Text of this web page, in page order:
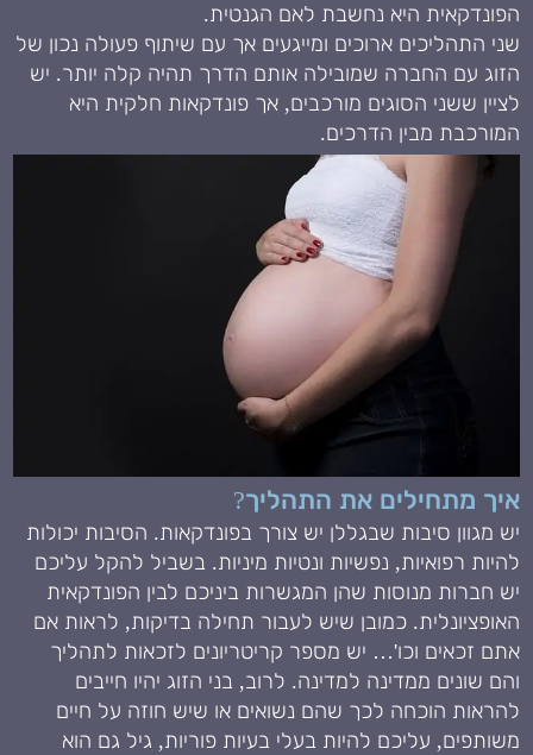
הפונדקאית היא נחשבת לאם הגנטית.
שני התהליכים ארוכים ומייגעים אך עם שיתוף פעולה נכון של
הזוג עם החברה שמובילה אותם הדרך תהיה קלה יותר. יש
לציין ששני הסוגים מורכבים, אך פונדקאות חלקית היא
המורכבת מבין הדרכים.
איך מתחילים את התהליך?
יש מגוון סיבות שבגללן יש צורך בפונדקאות. הסיבות יכולות
להיות רפואיות, נפשיות ונטיות מיניות. בשביל להקל עליכם
יש חברות מנוסות שהן המגשרות ביניכם לבין הפונדקאית
האופציונלית. כמובן שיש לעבור תחילה בדיקות, לראות אם
אתם זכאים וכו'… יש מספר קריטריונים לזכאות לתהליך
והם שונים ממדינה למדינה. לרוב, בני הזוג יהיו חייבים
להראות הוכחה לכך שהם נשואים או שיש חוזה על חיים
משותפים, עליכם להיות בעלי בעיות פוריות, גיל גם הוא